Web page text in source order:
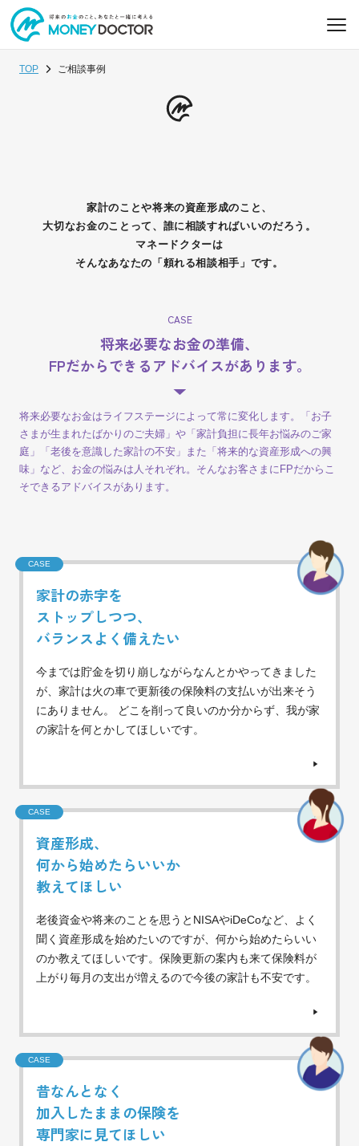
TOP ご相談事例
家計のことや将来の資産形成のこと、
大切なお金のことって、誰に相談すればいいのだろう。
マネードクターは
そんなあなたの「頼れる相談相手」です。
CASE
将来必要なお金の準備、
FPだからできるアドバイスがあります。
将来必要なお金はライフステージによって常に変化します。
「お子
さまが生まれたばかりのご夫婦」や「家計負担に長年お悩みのご家
庭」「老後を意識した家計の不安」 また「将来的な資産形成への興
味」など、お金の悩みは人それぞれ。 そんなお客さまにFPだからこ
そできるアドバイスがあります。
CASE
家計の赤字を
ストップしつつ、
バランスよく備えたい
今までは貯金を切り崩しながらなんとかやってきました
が、家計は火の車で更新後の保険料の支払いが出来そう
にありません。 どこを削って良いのか分からず、我が家
の家計を何とかしてほしいです。
CASE
資産形成、
何から始めたらいいか
教えてほしい
老後資金や将来のことを思うとNISAやiDeCoなど、よく
聞く資産形成を始めたいのですが、何から始めたらいい
のか教えてほしいです。保険更新の案内も来て保険料が
上がり毎月の支出が増えるので今後の家計も不安です。
CASE
昔なんとなく
加入したままの保険を
専門家に見てほしい